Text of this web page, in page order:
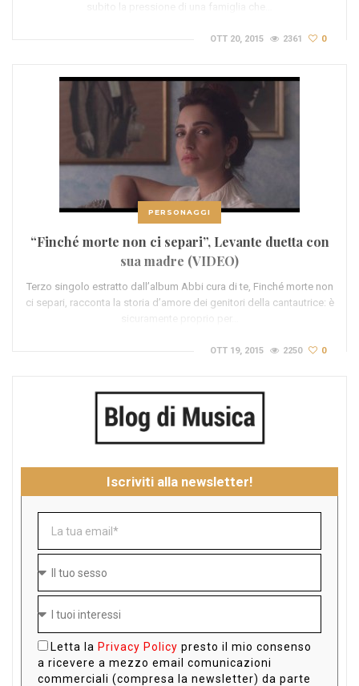
subito la pressione di una famiglia che…
OTT 20, 2015 2361 0
PERSONAGGI
“Finché morte non ci separi”, Levante duetta con
sua madre (VIDEO)
Terzo singolo estratto dall’album Abbi cura di te, Finché morte non
ci separi, racconta la storia d’amore dei genitori della cantautrice: è
sicuramente proprio per…
OTT 19, 2015 2250 0
Iscriviti alla newsletter!
Letta la Privacy Policy presto il mio consenso
a ricevere a mezzo email comunicazioni
commerciali (compresa la newsletter) da parte